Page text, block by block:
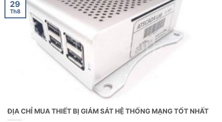
ĐỊA CHỈ MUA THIẾT BỊ GIÁM SÁT HỆ THỐNG MẠNG TỐT NHẤT
29
Th8